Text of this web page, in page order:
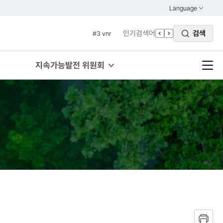
Language
열기
ENGLISH
#3 vnr
#5 esg
#6 빈곤
#7 un
#1 경제
#2 환경
인기검색어 검색
지속가능발전 위원회